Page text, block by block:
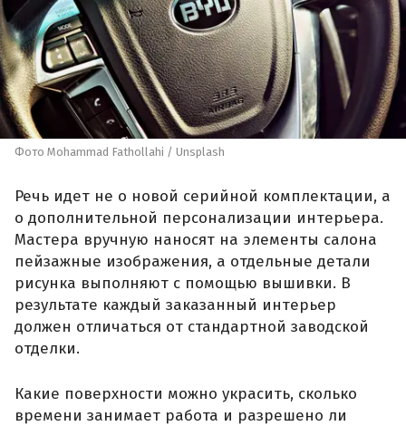
Фото Mohammad Fathollahi / Unsplash
Речь идет не о новой серийной комплектации, а
о дополнительной персонализации интерьера.
Мастера вручную наносят на элементы салона
пейзажные изображения, а отдельные детали
рисунка выполняют с помощью вышивки. В
результате каждый заказанный интерьер
должен отличаться от стандартной заводской
отделки.
Какие поверхности можно украсить, сколько
времени занимает работа и разрешено ли